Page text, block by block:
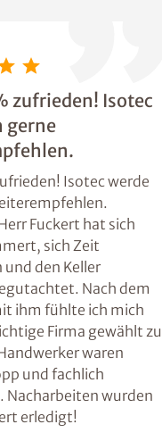
zufrieden! Isotec
gerne
Isotec werde
Fuckert hat sich
sich Zeit
den Keller
Nach dem
ihm fühlte ich mich
Firma gewählt zu
waren
und fachlich
wurden
erledigt!